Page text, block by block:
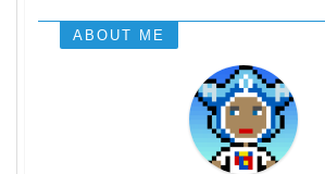
ABOUT ME